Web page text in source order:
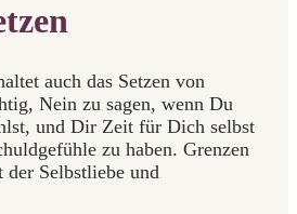
auch das Setzen von
Nein zu sagen, wenn Du
und Dir Zeit für Dich selbst
zu haben. Grenzen
Selbstliebe und